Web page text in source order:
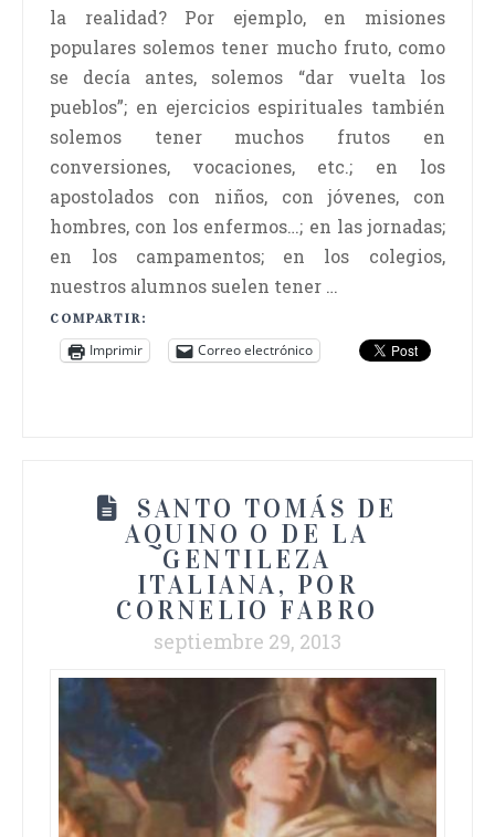
la realidad? Por ejemplo, en misiones
populares solemos tener mucho fruto, como
se decía antes, solemos “dar vuelta los
pueblos”; en ejercicios espirituales también
solemos tener muchos frutos en
conversiones, vocaciones, etc.; en los
apostolados con niños, con jóvenes, con
hombres, con los enfermos…; en las jornadas;
en los campamentos; en los colegios,
nuestros alumnos suelen tener …
COMPARTIR:
Imprimir Correo electrónico
SANTO TOMÁS DE
AQUINO O DE LA
GENTILEZA
ITALIANA, POR
CORNELIO FABRO
septiembre 29, 2013